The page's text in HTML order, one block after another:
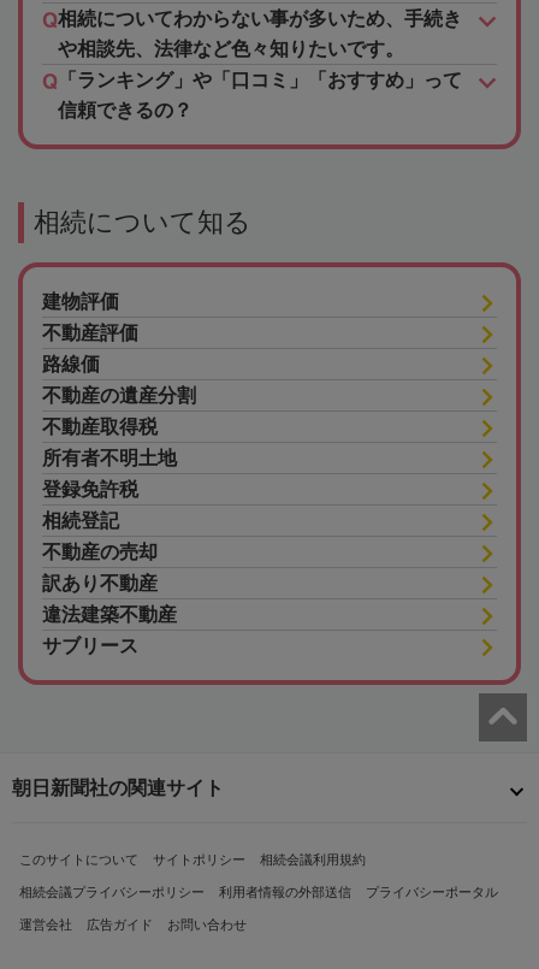
相続についてわからない事が多いため、手続き
や相談先、法律など色々知りたいです。
「ランキング」や「口コミ」「おすすめ」って
信頼できるの？
相続について知る
建物評価
不動産評価
路線価
不動産の遺産分割
不動産取得税
所有者不明土地
登録免許税
相続登記
不動産の売却
訳あり不動産
違法建築不動産
サブリース
朝日新聞社の関連サイト
このサイトについて サイトポリシー 相続会議利用規約
相続会議プライバシーポリシー 利用者情報の外部送信 プライバシーポータル
運営会社 広告ガイド お問い合わせ